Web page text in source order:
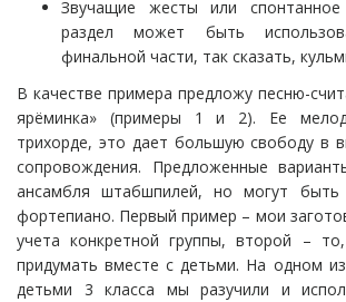
Звучащие жесты или
раздел может быть
финальной части, так сказать,
В качестве примера предложу песню-
ярёминка» (примеры 1 и 2). Ее
трихорде, это дает большую свободу в
сопровождения. Предложенные
ансамбля штабшпилей, но могут
фортепиано. Первый пример – мои
учета конкретной группы, второй –
придумать вместе с детьми. На одном
детьми 3 класса мы разучили и